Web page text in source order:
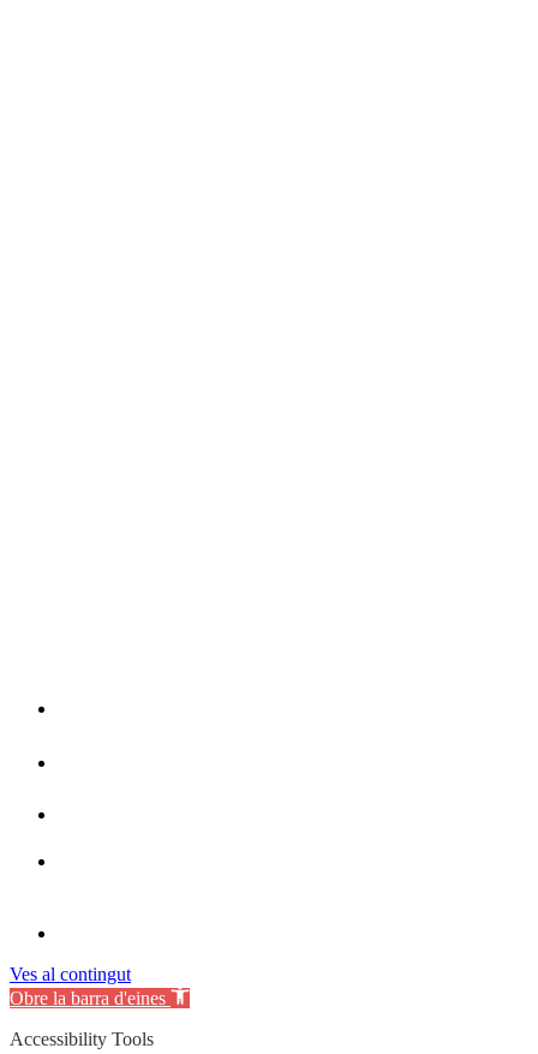
Ves al contingut
Obre la barra d'eines
Accessibility Tools